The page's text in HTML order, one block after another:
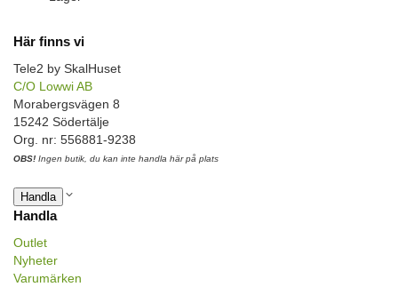
Här finns vi
Tele2 by SkalHuset
C/O Lowwi AB
Morabergsvägen 8
15242 Södertälje
Org. nr: 556881-9238
OBS! Ingen butik, du kan inte handla här på plats
Handla
Handla
Outlet
Nyheter
Varumärken